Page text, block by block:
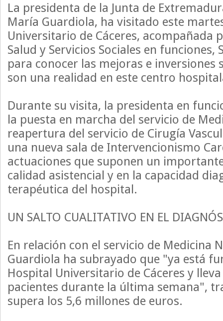
La presidenta de la Junta de
María Guardiola, ha visitado este
Universitario de Cáceres, acompañada
Salud y Servicios Sociales en funciones,
para conocer las mejoras e inversiones
son una realidad en este centro
Durante su visita, la presidenta en
la puesta en marcha del servicio de
reapertura del servicio de Cirugía
una nueva sala de Intervencionismo
actuaciones que suponen un
calidad asistencial y en la capacidad
terapéutica del hospital.
UN SALTO CUALITATIVO EN EL
En relación con el servicio de Medicina
Guardiola ha subrayado que "ya está
Hospital Universitario de Cáceres y
pacientes durante la última semana",
supera los 5,6 millones de euros.